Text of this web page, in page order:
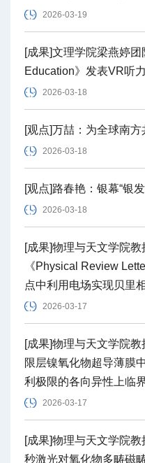
2026-03-19
[成果]文理学院梁燕婷
Education》发表VR听
2026-03-18
[观点]万喆：为全球南
2026-03-18
[观点]路春艳：银幕“银
2026-03-18
[成果]物理与天文学院
《Physical Review
点中利用电场实现贝里
2026-03-17
[成果]物理与天文学院
限层镍氧化物超导薄膜
利极限的各向异性上临
2026-03-17
[成果]物理与天文学院
秒激光对氧化物多畴磁